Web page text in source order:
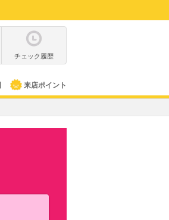
チェック履歴
来店ポイント